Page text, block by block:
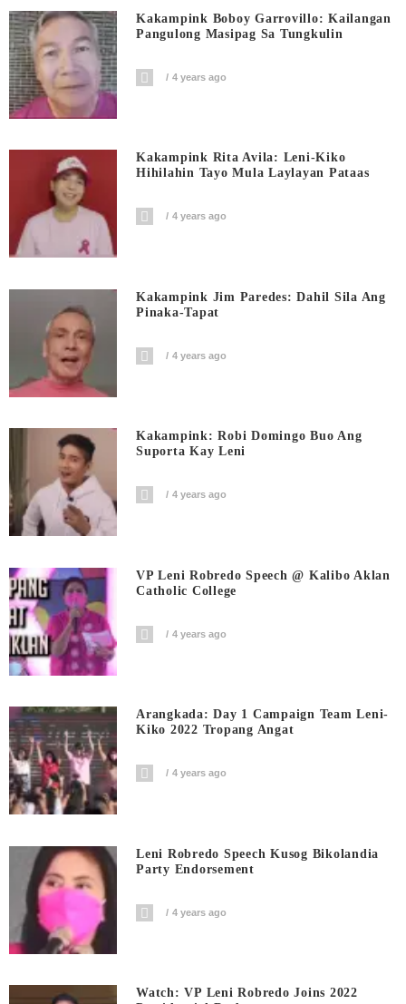
Kakampink Boboy Garrovillo: Kailangan
Pangulong Masipag Sa Tungkulin
4 years ago
Kakampink Rita Avila: Leni-Kiko
Hihilahin Tayo Mula Laylayan Pataas
4 years ago
Kakampink Jim Paredes: Dahil Sila Ang
Pinaka-Tapat
4 years ago
Kakampink: Robi Domingo Buo Ang
Suporta Kay Leni
4 years ago
VP Leni Robredo Speech @ Kalibo Aklan
Catholic College
4 years ago
Arangkada: Day 1 Campaign Team Leni-
Kiko 2022 Tropang Angat
4 years ago
Leni Robredo Speech Kusog Bikolandia
Party Endorsement
4 years ago
Watch: VP Leni Robredo Joins 2022